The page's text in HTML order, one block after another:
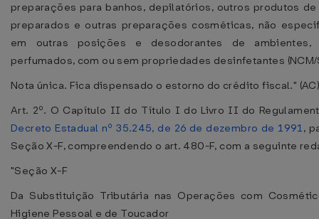
preparações para banhos, depilatórios, outros produtos
preparados e outras preparações cosméticas, não
em outras posições e desodorantes de ambientes,
perfumados, com ou sem propriedades desinfetantes
Nota única. Fica dispensado o estorno do crédito fiscal."
Art. 2º. O Capítulo II do Título I do Livro II do
Decreto Estadual nº 35.245, de 26 de dezembro de 1991,
Seção X-F, compreendendo o art. 480-F, com a seguinte
"Seção X-F
Da Substituição Tributária nas Operações com
Higiene Pessoal e de Toucador